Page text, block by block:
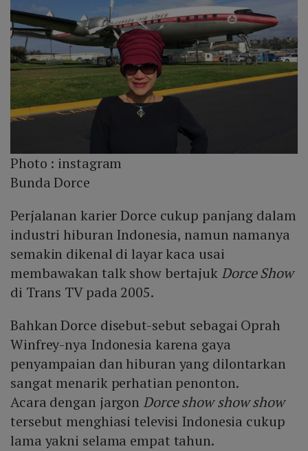
Photo : instagram
Bunda Dorce
Perjalanan karier Dorce cukup panjang dalam
industri hiburan Indonesia, namun namanya
semakin dikenal di layar kaca usai
membawakan talk show bertajuk Dorce Show
di Trans TV pada 2005.
Bahkan Dorce disebut-sebut sebagai Oprah
Winfrey-nya Indonesia karena gaya
penyampaian dan hiburan yang dilontarkan
sangat menarik perhatian penonton.
Acara dengan jargon Dorce show show show
tersebut menghiasi televisi Indonesia cukup
lama yakni selama empat tahun.